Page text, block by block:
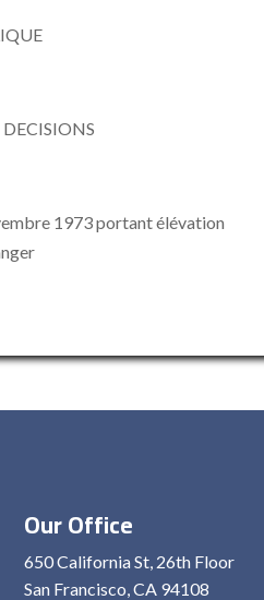
DECISIONS
1973 portant élévation
Our Office
650 California St, 26th Floor
San Francisco, CA 94108